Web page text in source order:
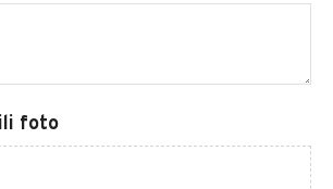
foto